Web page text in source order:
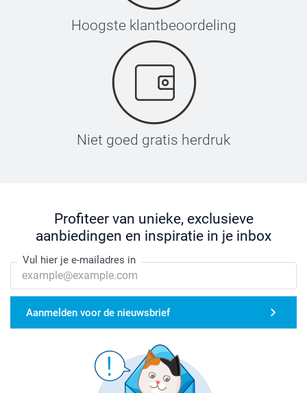
Hoogste klantbeoordeling
Niet goed gratis herdruk
Profiteer van unieke, exclusieve
aanbiedingen en inspiratie in je inbox
Vul hier je e-mailadres in
Aanmelden voor de nieuwsbrief